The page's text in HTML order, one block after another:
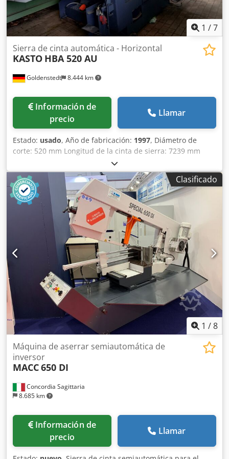
1 /7
Goldenstedt 8.444 km
Sierra de cinta automática - Horizontal
KASTO HBA 520 AU
Información de
precio
Llamar
Estado: usado, Año de fabricación: 1997, Diámetro de
corte: 520 mm Longitud de la cinta de sierra: 7239 mm
Capacidad de corte cuadrada: 520 x 520 mm Longitud de
avance: 500 mm Longitud de avance múltiple: 4500 mm
Longitud mínima de corte: 6 mm Longitud mínima/máxima
de pieza residual: 10/100 mm Velocidad de corte: 20 - 130
m/min Crsdexfwd Ijpfx Angsf Dimensiones de la cinta de
sierra: 7239 x 50 x 1,3 mm Peso de la máquina aprox.: 4,2 t
Dimensiones (L x A x H): 2300 x 3420 x 2385 mm Control:
MINIPOS 807 Control CNC: Minipos 807 Equipamiento
especial: - Dispositivo de refrigeración - Transportador de
virutas - Mesa de rodillos de extracción - Mordazas
Clasificado
1 /8
Concordia Sagittaria
8.685 km
Máquina de aserrar semiautomática de
inversor
MACC650 DI
Información de
precio
Llamar